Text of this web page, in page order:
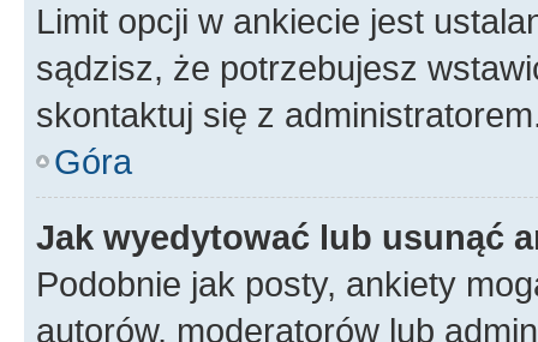
Limit opcji w ankiecie jest
sądzisz, że potrzebujesz
skontaktuj się z
Góra
Jak wyedytować lub usunąć
Podobnie jak posty, ankiety
autorów, moderatorów lub